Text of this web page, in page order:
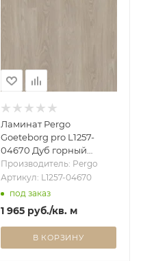
Ламинат Pergo
Goeteborg pro L1257-
04670 Дуб горный
серый (1,596 м2)
Производитель: Pergo
Артикул: L1257-04670
под заказ
1 965руб./кв. м
В КОРЗИНУ